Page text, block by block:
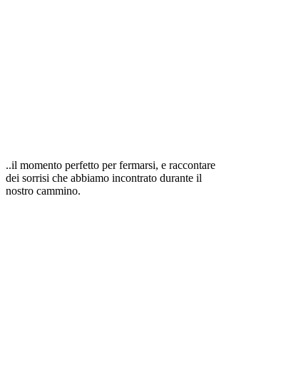
..il momento perfetto per fermarsi, e raccontare
dei sorrisi che abbiamo incontrato durante il
nostro cammino.